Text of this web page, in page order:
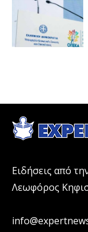
Ειδήσεις από
Λεωφόρος